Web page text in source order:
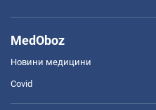
MedOboz
Новини медицини
Covid